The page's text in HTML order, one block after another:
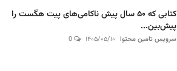
کتابی که ۵۰ سال پیش ناکامی‌های پیت هگست را
پیش‌بین...
سرویس تامین محتوا ۱۴۰۵/۰۵/۱۰